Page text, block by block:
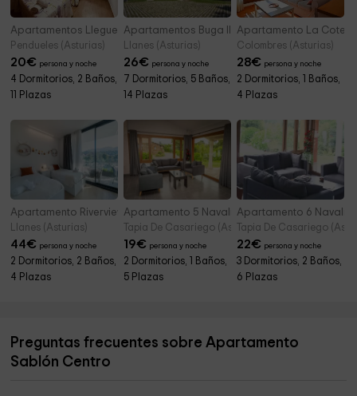
Apartamentos Lleguera
Pendueles (Asturias)
20€ persona y noche
4 Dormitorios, 2 Baños,
11 Plazas
Apartamentos Buga II
Llanes (Asturias)
26€ persona y noche
7 Dormitorios, 5 Baños,
14 Plazas
Apartamento La
Colombres (Asturias)
28€ persona y noche
2 Dormitorios, 1 Baños,
4 Plazas
Apartamento Riverview
Llanes (Asturias)
44€ persona y noche
2 Dormitorios, 2 Baños,
4 Plazas
Apartamento 5 Navalín
Tapia De Casariego (Asturias)
19€ persona y noche
2 Dormitorios, 1 Baños,
5 Plazas
Apartamento 6 Navalín
Tapia De Casariego
22€ persona y noche
3 Dormitorios, 2 Baños,
6 Plazas
Preguntas frecuentes sobre Apartamento
Sablón Centro